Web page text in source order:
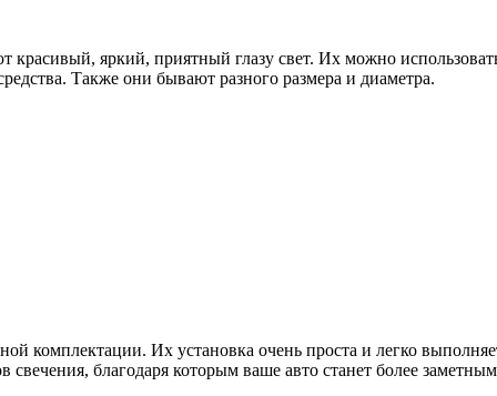
красивый, яркий, приятный глазу свет. Их можно
Также они бывают разного размера и диаметра.
комплектации. Их установка очень проста и легко
свечения, благодаря которым ваше авто станет более